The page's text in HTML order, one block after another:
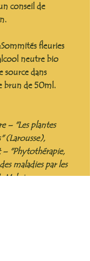
conseil de
:Sommités fleuries
neutre bio
source dans
brun de 50ml.
– "Les plantes
(Larousse),
– "Phytothérapie,
maladies par les
Maloine,